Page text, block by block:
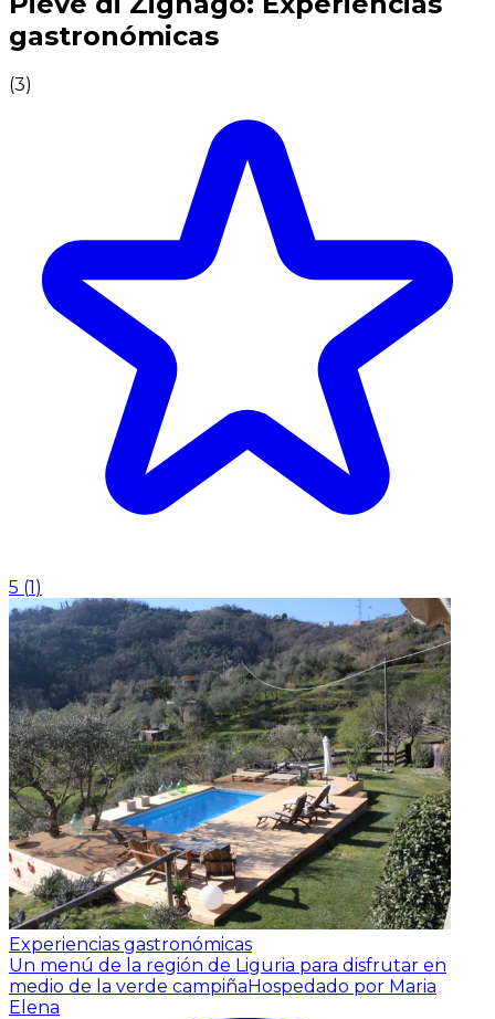
gastronómicas
(3)
5 (1)
Experiencias gastronómicas
Un menú de la región de Liguria para disfrutar en
medio de la verde campiñaHospedado por Maria
Elena